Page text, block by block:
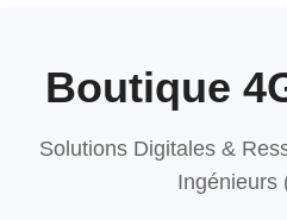
Boutique
Solutions Digitales &
Ingénieurs